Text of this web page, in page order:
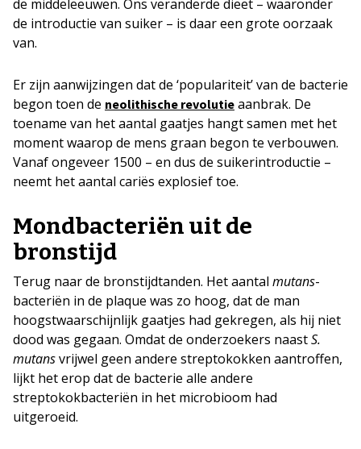
de middeleeuwen. Ons veranderde dieet – waaronder
de introductie van suiker – is daar een grote oorzaak
van.
Er zijn aanwijzingen dat de ‘populariteit’ van de bacterie
begon toen de neolithische revolutie aanbrak. De
toename van het aantal gaatjes hangt samen met het
moment waarop de mens graan begon te verbouwen.
Vanaf ongeveer 1500 – en dus de suikerintroductie –
neemt het aantal cariës explosief toe.
Mondbacteriën uit de
bronstijd
Terug naar de bronstijdtanden. Het aantal mutans-
bacteriën in de plaque was zo hoog, dat de man
hoogstwaarschijnlijk gaatjes had gekregen, als hij niet
dood was gegaan. Omdat de onderzoekers naastS.
mutansvrijwel geen andere streptokokken aantroffen,
lijkt het erop dat de bacterie alle andere
streptokokbacteriën in het microbioom had
uitgeroeid.